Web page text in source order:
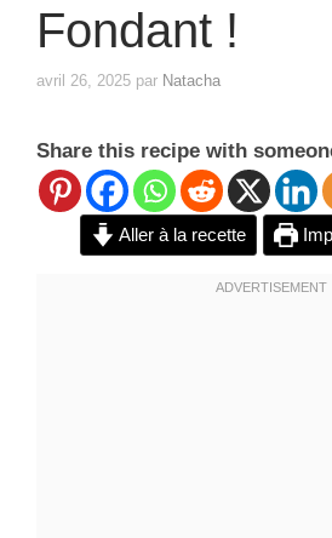
Fondant !
avril 26, 2025 par Natacha
Share this recipe with
Aller à la recette